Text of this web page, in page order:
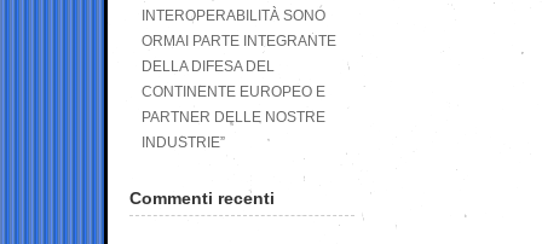
INTEROPERABILITÀ SONO
ORMAI PARTE INTEGRANTE
DELLA DIFESA DEL
CONTINENTE EUROPEO E
PARTNER DELLE NOSTRE
INDUSTRIE”
Commenti recenti